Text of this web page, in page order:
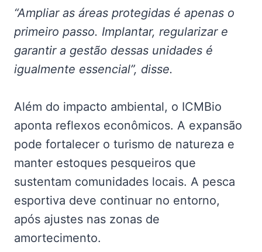
“Ampliar as áreas protegidas é apenas o
primeiro passo. Implantar, regularizar e
garantir a gestão dessas unidades é
igualmente essencial”, disse.
Além do impacto ambiental, o ICMBio
aponta reflexos econômicos. A expansão
pode fortalecer o turismo de natureza e
manter estoques pesqueiros que
sustentam comunidades locais. A pesca
esportiva deve continuar no entorno,
após ajustes nas zonas de
amortecimento.